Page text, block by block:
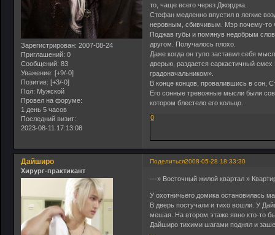
Зарегистрирован: 2007-08-24
Приглашений: 0
Сообщений: 83
Уважение: [+9/-0]
Позитив: [+3/-0]
Пол: Мужской
Провел на форуме:
1 день 5 часов
Последний визит:
2023-08-11 17:13:08
то, чаще всего через Джорджа.
Стефан медленно впустил в легкие
неровным, сбивчивым. Мэр почему-то
Поджав губы и помянув недобрым
другом. Получалось плохо.
Даже когда он тупо заставил себя
дверью, раздается саркастичный
градоначальником».
В конце концов, провалившись в сон,
Его сонные тревожные мысли были
котором блестело его кольцо.
0
Поделиться2008-05-28 18:33:30
Дайширо
Хирург-практикант
---» Восточный жилой квартал »
У охотничьего домика остановилась
В дверь постучали и тихо вошли. У
мешая. На втором этаже явно кто-то
Дайширо тихими шагами поднял и